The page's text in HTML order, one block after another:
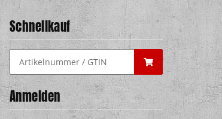
Schnellkauf
Anmelden